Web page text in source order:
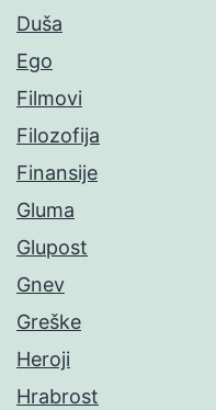
Duša
Ego
Filmovi
Filozofija
Finansije
Gluma
Glupost
Gnev
Greške
Heroji
Hrabrost